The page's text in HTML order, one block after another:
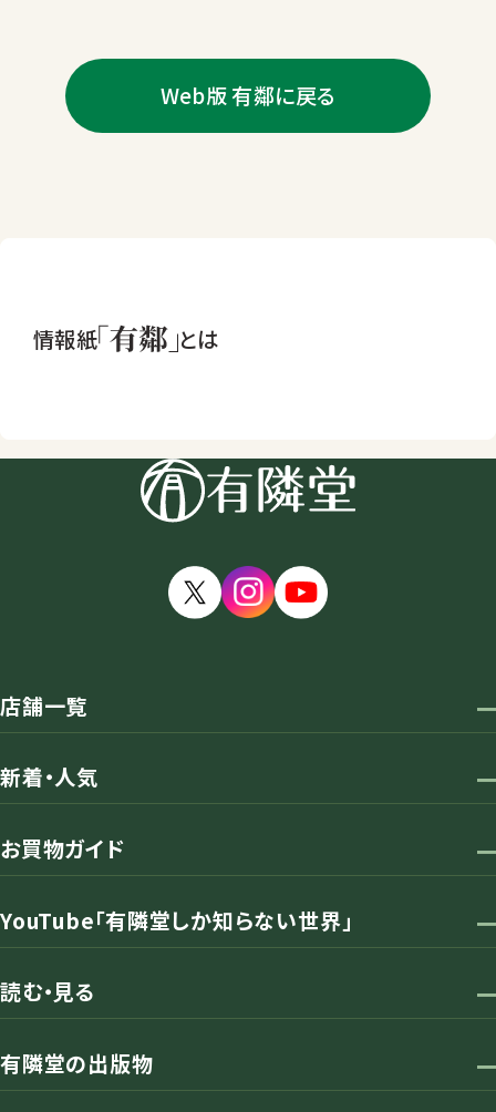
Web版 有鄰に戻る
情報紙 とは
店舗一覧
新着・人気
お買物ガイド
YouTube「有隣堂しか知らない世界」
読む・見る
有隣堂の出版物